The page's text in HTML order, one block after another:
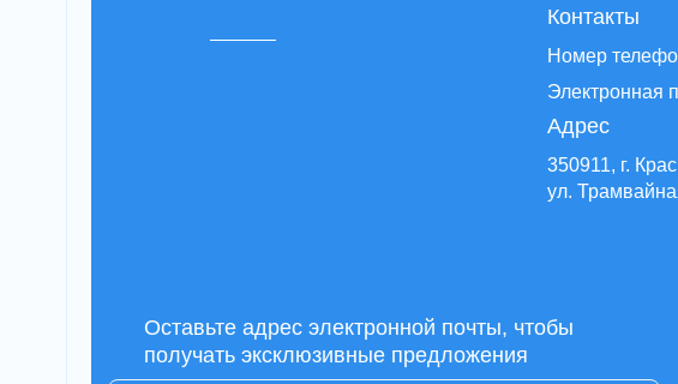
Контакты
Номер
Электронная
Адрес
350911, г.
ул.
Оставьте адрес электронной почты, чтобы
получать эксклюзивные предложения